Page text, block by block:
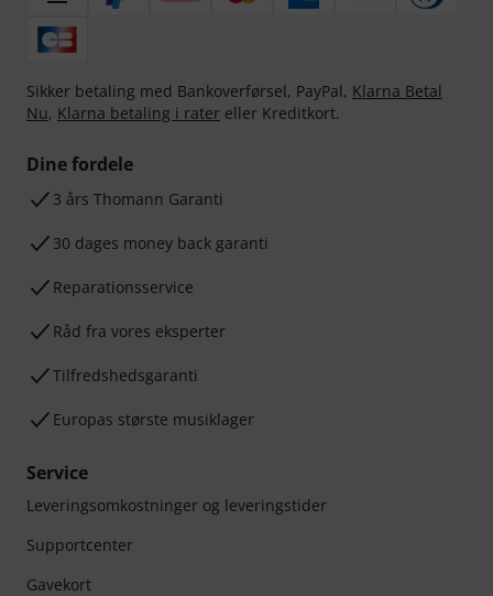
Sikker betaling med Bankoverførsel, PayPal, Klarna Betal
Nu, Klarna betaling i rater eller Kreditkort.
Dine fordele
3 års Thomann Garanti
30 dages money back garanti
Reparationsservice
Råd fra vores eksperter
Tilfredshedsgaranti
Europas største musiklager
Service
Leveringsomkostninger og leveringstider
Supportcenter
Gavekort